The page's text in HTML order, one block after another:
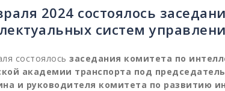
2024 состоялось
систем
состоялось заседания комитета по
академии транспорта под
и руководителя комитета по развитию